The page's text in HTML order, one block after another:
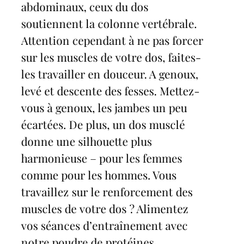
abdominaux, ceux du dos
soutiennent la colonne vertébrale.
Attention cependant à ne pas forcer
sur les muscles de votre dos, faites-
les travailler en douceur. A genoux,
levé et descente des fesses. Mettez-
vous à genoux, les jambes un peu
écartées. De plus, un dos musclé
donne une silhouette plus
harmonieuse – pour les femmes
comme pour les hommes. Vous
travaillez sur le renforcement des
muscles de votre dos ? Alimentez
vos séances d’entraînement avec